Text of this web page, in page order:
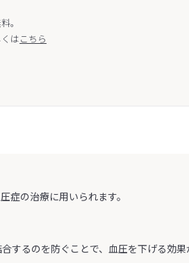
。
はこちら
症の治療に用いられます。
るのを防ぐことで、血圧を下げる効果